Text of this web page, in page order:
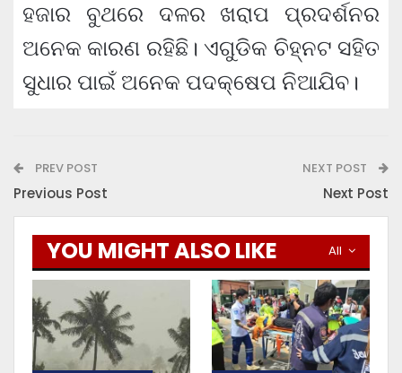
ହଜାର ବୁଥରେ ଦଳର ଖରାପ ପ୍ରଦର୍ଶନର
ଅନେକ କାରଣ ରହିଛି। ଏଗୁଡିକ ଚିହ୍ନଟ ସହିତ
ସୁଧାର ପାଇଁ ଅନେକ ପଦକ୍ଷେପ ନିଆଯିବ।
PREV POST
Previous Post
NEXT POST
Next Post
All
YOU MIGHT ALSO LIKE